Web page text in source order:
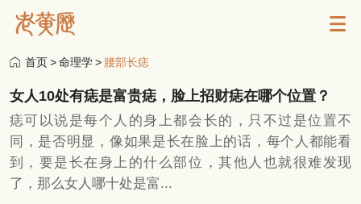
首页>命理学> 腰部长痣
女人10处有痣是富贵痣，脸上招财痣在哪个位置？
痣可以说是每个人的身上都会长的，只不过是位置不
同，是否明显，像如果是长在脸上的话，每个人都能看
到，要是长在身上的什么部位，其他人也就很难发现
了，那么女人哪十处是富...